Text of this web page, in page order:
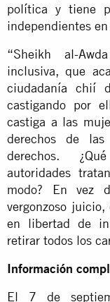
política y tiene
independientes
“Sheikh al-
inclusiva, que
ciudadanía chií
castigando por
castiga a las
derechos de
derechos.
autoridades
modo? En vez
vergonzoso
en libertad de
retirar todos los
Información
El 7 de